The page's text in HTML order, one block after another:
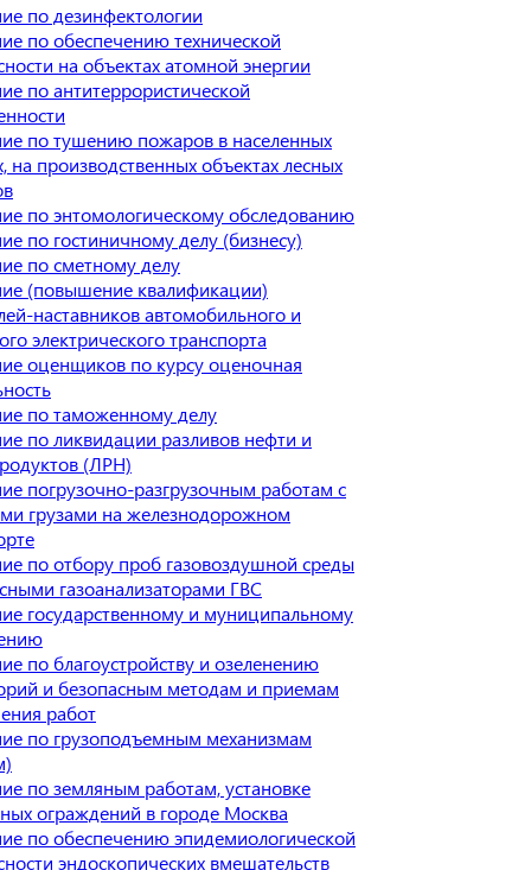
по дезинфектологии
по обеспечению технической
на объектах атомной энергии
по антитеррористической
по тушению пожаров в населенных
на производственных объектах лесных
по энтомологическому обследованию
по гостиничному делу (бизнесу)
по сметному делу
(повышение квалификации)
наставников автомобильного и
электрического транспорта
оценщиков по курсу оценочная
по таможенному делу
по ликвидации разливов нефти и
(ЛРН)
погрузочно-разгрузочным работам с
грузами на железнодорожном
по отбору проб газовоздушной среды
газоанализаторами ГВС
государственному и муниципальному
по благоустройству и озеленению
и безопасным методам и приемам
работ
по грузоподъемным механизмам
по земляным работам, установке
ограждений в городе Москва
по обеспечению эпидемиологической
эндоскопических вмешательств